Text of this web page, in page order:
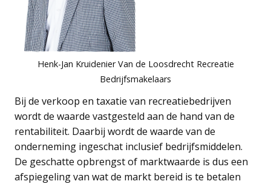
Henk-Jan Kruidenier Van de Loosdrecht Recreatie
Bedrijfsmakelaars
Bij de verkoop en taxatie van recreatiebedrijven
wordt de waarde vastgesteld aan de hand van de
rentabiliteit. Daarbij wordt de waarde van de
onderneming ingeschat inclusief bedrijfsmiddelen.
De geschatte opbrengst of marktwaarde is dus een
afspiegeling van wat de markt bereid is te betalen